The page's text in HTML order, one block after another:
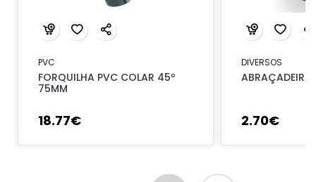
PVC
FORQUILHA PVC COLAR 45º
75MM
18.77€
DIVERSOS
ABRAÇADEIRA
2.70€